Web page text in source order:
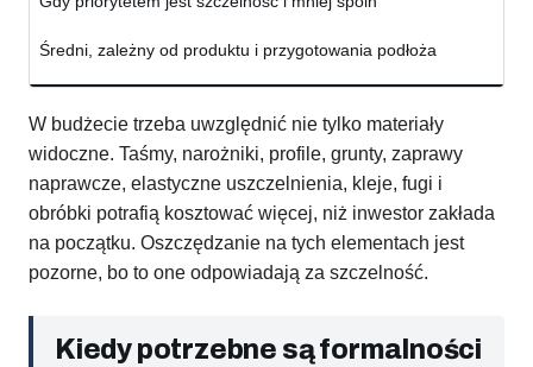
Średni, zależny od produktu i przygotowania podłoża
W budżecie trzeba uwzględnić nie tylko materiały
widoczne. Taśmy, narożniki, profile, grunty, zaprawy
naprawcze, elastyczne uszczelnienia, kleje, fugi i
obróbki potrafią kosztować więcej, niż inwestor zakłada
na początku. Oszczędzanie na tych elementach jest
pozorne, bo to one odpowiadają za szczelność.
Kiedy potrzebne są formalności